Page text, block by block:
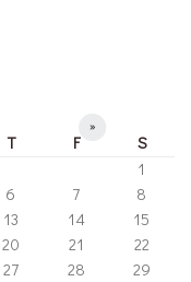
»
T F
S
1
6 7
8
13 14
15
20 21
22
27 28
29